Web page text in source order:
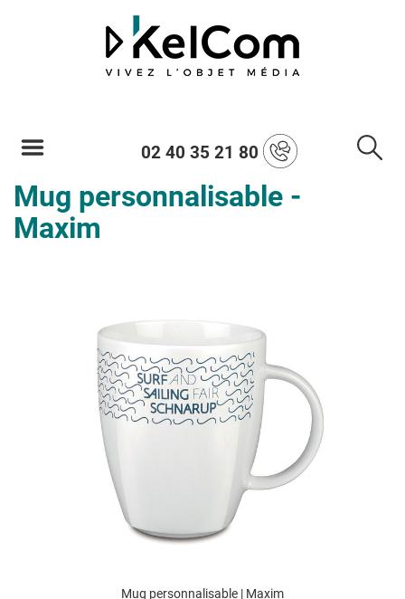
02 40 35 21 80
Mug personnalisable -
Maxim
Mug personnalisable | Maxim